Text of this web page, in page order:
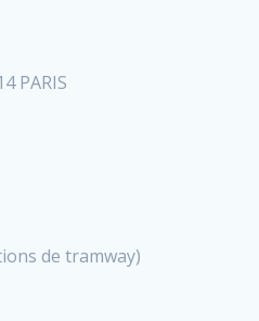
PARIS
de tramway)